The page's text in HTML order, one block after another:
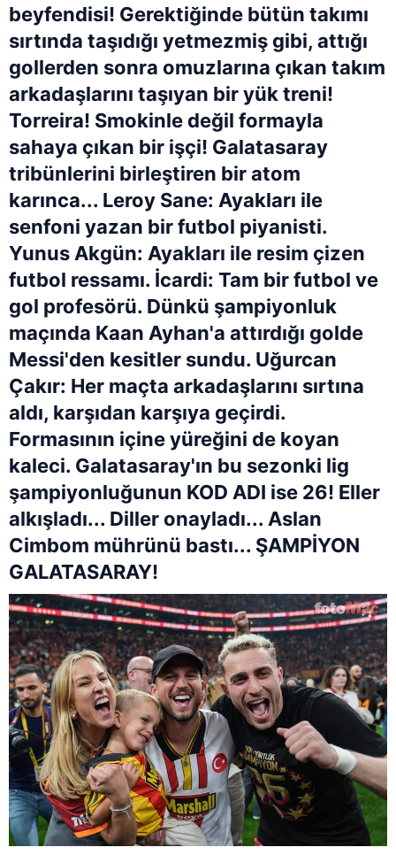
beyfendisi! Gerektiğinde bütün takımı
sırtında taşıdığı yetmezmiş gibi, attığı
gollerden sonra omuzlarına çıkan takım
arkadaşlarını taşıyan bir yük treni!
Torreira! Smokinle değil formayla
sahaya çıkan bir işçi! Galatasaray
tribünlerini birleştiren bir atom
karınca... Leroy Sane: Ayakları ile
senfoni yazan bir futbol piyanisti.
Yunus Akgün: Ayakları ile resim çizen
futbol ressamı. İcardi: Tam bir futbol ve
gol profesörü. Dünkü şampiyonluk
maçında Kaan Ayhan'a attırdığı golde
Messi'den kesitler sundu. Uğurcan
Çakır: Her maçta arkadaşlarını sırtına
aldı, karşıdan karşıya geçirdi.
Formasının içine yüreğini de koyan
kaleci. Galatasaray'ın bu sezonki lig
şampiyonluğunun KOD ADI ise 26! Eller
alkışladı... Diller onayladı... Aslan
Cimbom mührünü bastı... ŞAMPİYON
GALATASARAY!